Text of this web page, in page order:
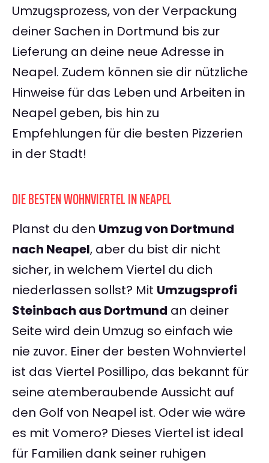
Umzugsprozess, von der Verpackung
deiner Sachen in Dortmund bis zur
Lieferung an deine neue Adresse in
Neapel. Zudem können sie dir nützliche
Hinweise für das Leben und Arbeiten in
Neapel geben, bis hin zu
Empfehlungen für die besten Pizzerien
in der Stadt!
DIE BESTEN WOHNVIERTEL IN NEAPEL
Planst du den Umzug von Dortmund
nach Neapel, aber du bist dir nicht
sicher, in welchem Viertel du dich
niederlassen sollst? Mit Umzugsprofi
Steinbach aus Dortmund an deiner
Seite wird dein Umzug so einfach wie
nie zuvor. Einer der besten Wohnviertel
ist das Viertel Posillipo, das bekannt für
seine atemberaubende Aussicht auf
den Golf von Neapel ist. Oder wie wäre
es mit Vomero? Dieses Viertel ist ideal
für Familien dank seiner ruhigen